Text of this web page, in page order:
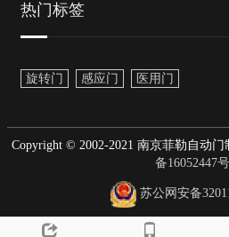
热门标签
旋转门 感应门 医用门
Copyright © 2002-2021 南京菲勒自动
备16052447
苏公网安备